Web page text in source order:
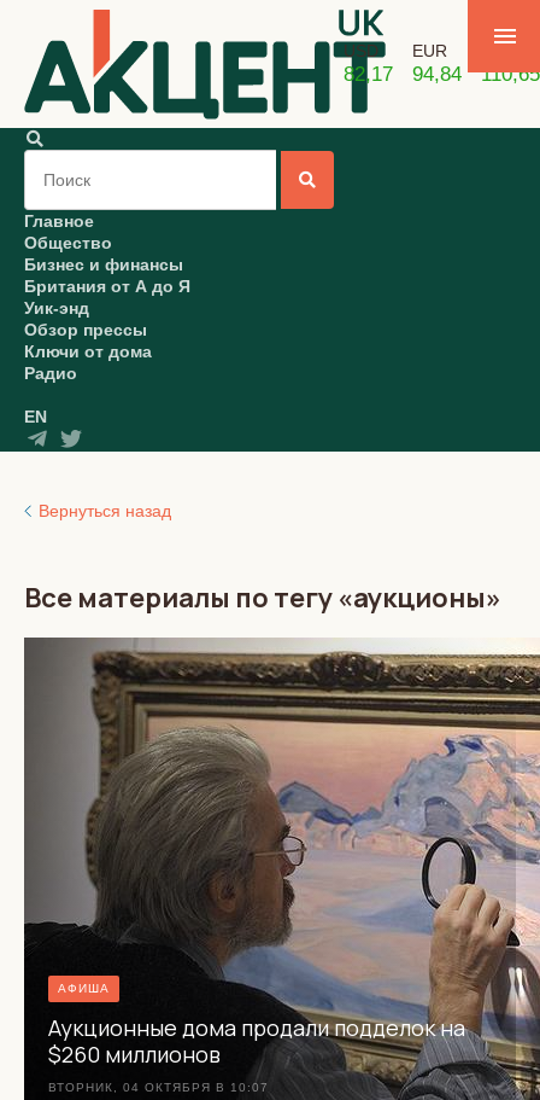
USD
82,17
EUR
94,84 110,65
Главное
Общество
Бизнес и финансы
Британия от А до Я
Уик-энд
Обзор прессы
Ключи от дома
Радио
EN
Вернуться назад
Все материалы по тегу «аукционы»
АФИША
Аукционные дома продали подделок на
$260 миллионов
ВТОРНИК, 04 ОКТЯБРЯ В 10:07